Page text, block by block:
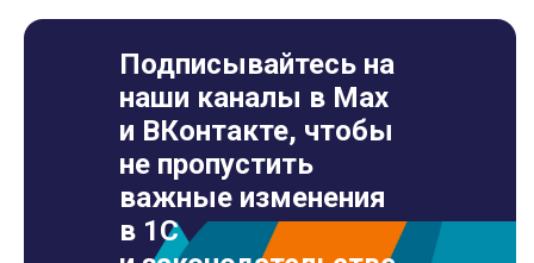
Подписывайтесь на
наши каналы в Max
и ВКонтакте, чтобы
не пропустить
важные изменения
в 1С